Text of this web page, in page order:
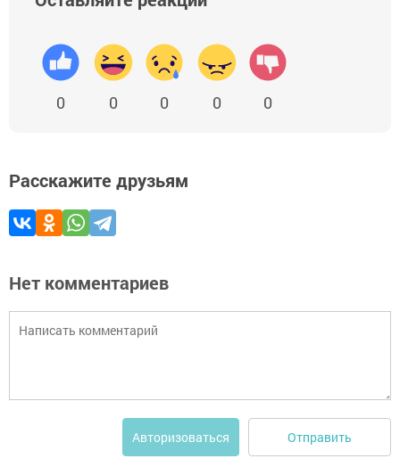
0 0 0 0 0
Расскажите друзьям
Нет комментариев
Авторизоваться Отправить